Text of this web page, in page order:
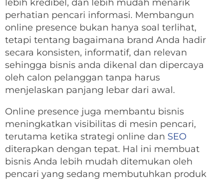
lebih kredibel, dan lebih mudah menarik
perhatian pencari informasi. Membangun
online presence bukan hanya soal terlihat,
tetapi tentang bagaimana brand Anda hadir
secara konsisten, informatif, dan relevan
sehingga bisnis anda dikenal dan dipercaya
oleh calon pelanggan tanpa harus
menjelaskan panjang lebar dari awal.
Online presence juga membantu bisnis
meningkatkan visibilitas di mesin pencari,
terutama ketika strategi online dan SEO
diterapkan dengan tepat. Hal ini membuat
bisnis Anda lebih mudah ditemukan oleh
pencari yang sedang membutuhkan produk